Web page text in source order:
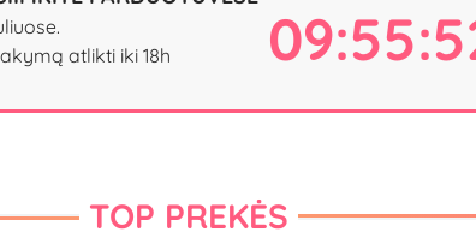
atlikti iki 18h
TOP PREKĖS